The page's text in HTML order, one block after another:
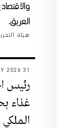
العريق.
هيئة التحرير
31 JULY 2026
رئيس
غذاء